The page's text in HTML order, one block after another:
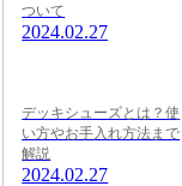
ついて
2024.02.27
デッキシューズとは？使
い方やお手入れ方法まで
解説
2024.02.27